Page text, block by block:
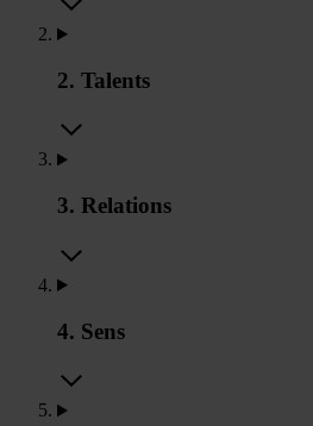
2. Talents
3. Relations
4. Sens